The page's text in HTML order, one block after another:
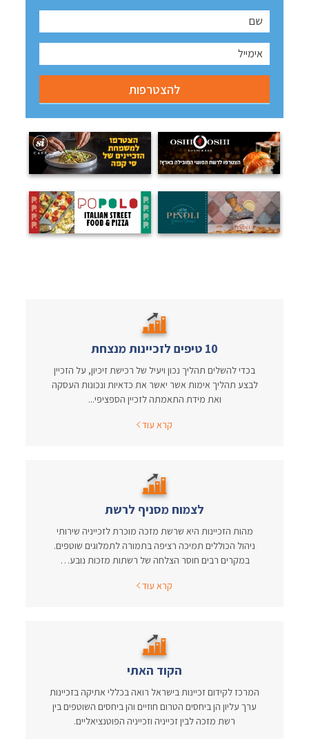
10 טיפים לזכיינות מנצחת
בכדי להשלים תהליך נכון ויעיל של רכישת זיכיון, על הזכיין
לבצע תהליך אימות אשר יאשר את כדאיות ונכונות העסקה
ואת מידת התאמתה לזכיין הספציפי...
קרא עוד
לצמוח מסניף לרשת
מהות הזכיינות היא שרשת מזכה מוכרת לזכייניה שירותי
ניהול הכוללים תמיכה רציפה בתמורה לתמלוגים שוטפים.
במקרים רבים חוסר הצלחה של רשתות מזכות נובע…
קרא עוד
הקוד האתי
המרכז לקידום זכיינות בישראל רואה בכללי אתיקה בזכיינות
ערך עליון הן ביחסים הטרום חוזיים והן ביחסים השוטפים בין
רשת מזכה לבין זכייניה וזכייניה הפוטנציאליים.